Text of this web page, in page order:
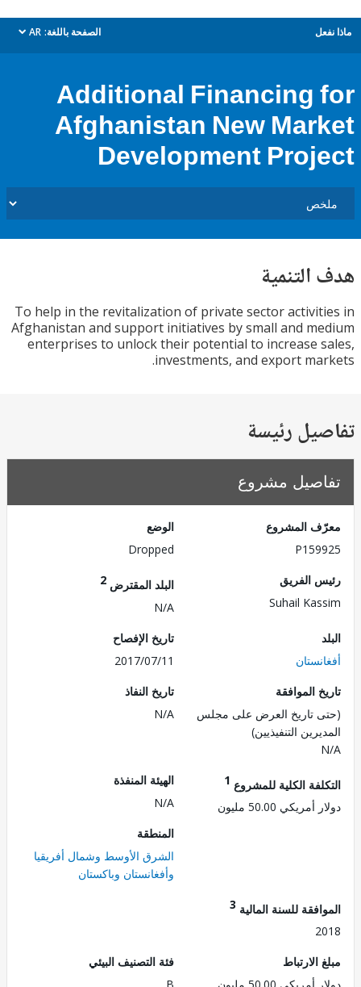
الصفحة باللغة: AR
dropdown
Additional
Afghanistan New
Development
To help in the revitalization of private sector
Afghanistan and support initiatives by small and
enterprises to unlock their potential to increase
investments, and export
رئيسة
مشروع
المشروع
Dropped
الفريق
Suhail
البلد المقترض
تاريخ الإفصاح
2017/07/11
الموافقة
تاريخ العرض على مجلس
التنفيذيين)
تاريخ النفاذ
N/A
الكلية للمشروع1
50.00 مليون
الهيئة المنفذة
الشرق الأوسط وشمال أفريقيا
وأفغانستان وباكستان
للسنة المالية3
فئة التصنيف البيئي